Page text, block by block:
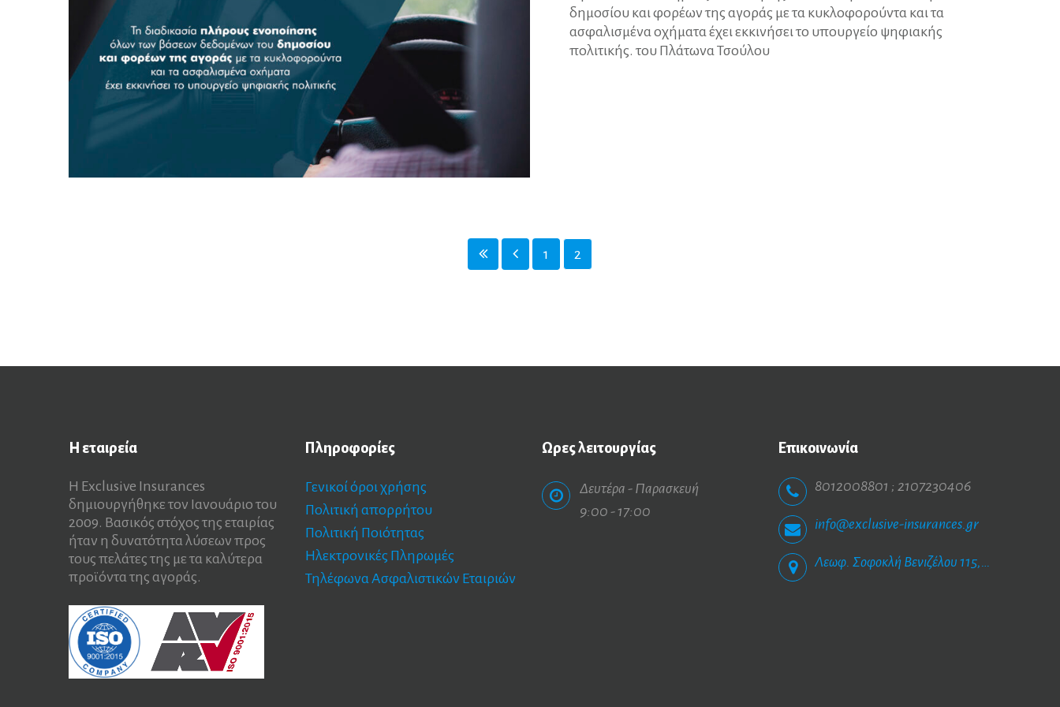
δημοσίου και φορέων της αγοράς με τα κυκλοφορούντα και τα
ασφαλισμένα οχήματα έχει εκκινήσει το υπουργείο ψηφιακής
πολιτικής. του Πλάτωνα Τσούλου
1 2
Η εταιρεία
Η Exclusive Insurances
δημιουργήθηκε τον Ιανουάριο του
2009. Βασικός στόχος της εταιρίας
ήταν η δυνατότητα λύσεων προς
τους πελάτες της με τα καλύτερα
προϊόντα της αγοράς.
Πληροφορίες
Γενικοί όροι χρήσης
Πολιτική απορρήτου
Πολιτική Ποιότητας
Ηλεκτρονικές Πληρωμές
Τηλέφωνα Ασφαλιστικών Εταιριών
Ωρεςλειτουργίας
Δευτέρα - Παρασκευή
9:00 - 17:00
Επικοινωνία
8012008801 ; 2107230406
info@exclusive-insurances.gr
Λεωφ. Σοφοκλή Βενιζέλου 115, Ηλιούπολη 163 43